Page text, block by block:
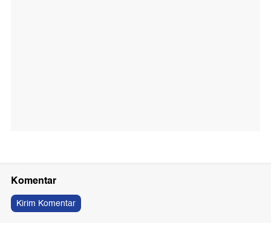
Komentar
Kirim Komentar